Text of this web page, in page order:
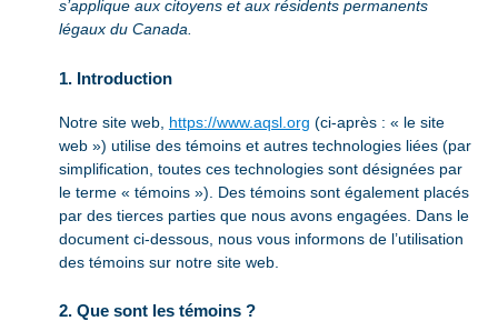
s’applique aux citoyens et aux résidents permanents
légaux du Canada.
1. Introduction
Notre site web, https://www.aqsl.org (ci-après : « le site
web ») utilise des témoins et autres technologies liées (par
simplification, toutes ces technologies sont désignées par
le terme « témoins »). Des témoins sont également placés
par des tierces parties que nous avons engagées. Dans le
document ci-dessous, nous vous informons de l’utilisation
des témoins sur notre site web.
2. Que sont les témoins ?